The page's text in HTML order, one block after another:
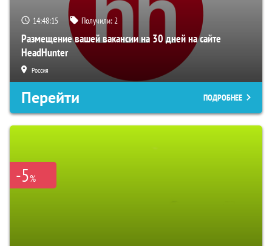
14:48:14 Получили:2
Размещение вашей вакансии на 30 дней на сайте
HeadHunter
Россия
Перейти ПОДРОБНЕЕ
-5%